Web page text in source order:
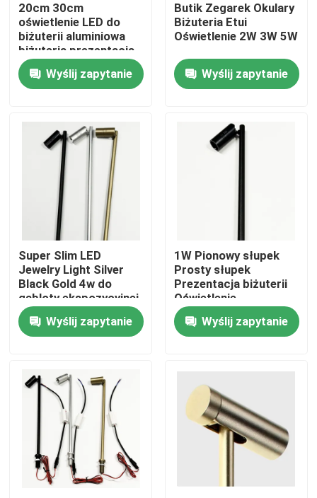
Dom
Produkty
Wycieczka po fabryce
Kontrola jakości
Aktualności
Poprosić o wycenę
Taśma LED Neon
20cm 30cm
oświetlenie LED do
biżuterii aluminiowa
biżuteria prezentacja
oświetlenia
Wyślij zapytanie
Butik Zegarek Okulary
Biżuteria Etui
Oświetlenie 2W 3W 5W
Wyślij zapytanie
Super Slim LED
Jewelry Light Silver
Black Gold 4w do
gabloty ekspozycyjnej
Wyślij zapytanie
1W Pionowy słupek
Prosty słupek
Prezentacja biżuterii
Oświetlenie
ekspozycyjne do
butikowych okularów
do zegarków
Wyślij zapytanie